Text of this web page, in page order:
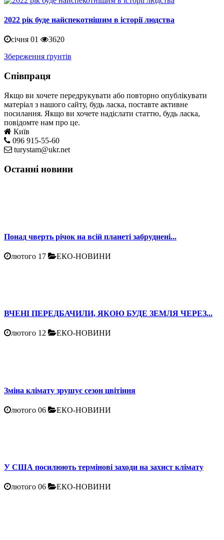
2022 рік буде найспекотнішим в історії людства
січня 01
3620
Збереження ґрунтів
Співпраця
Якщо ви хочете передрукувати або повторно опублікувати
матеріал з нашого сайту, будь ласка, поставте активне
посилання. Якщо ви хочете надіслати статтю, будь ласка,
повідомте нам про це.
Київ
096 915-55-60
turystam@ukr.net
Останні новини
Понад чверть річок на всій планеті забруднені...
лютого 17 ЕКО-НОВИНИ
ВЧЕНІ ПЕРЕДБАЧИЛИ, ЯКОЮ БУДЕ ЗЕМЛЯ ЧЕРЕЗ...
лютого 12 ЕКО-НОВИНИ
Зміна клімату зрушує сезон цвітіння
лютого 06 ЕКО-НОВИНИ
У США посилюють термінові заходи на захист клімату
лютого 06 ЕКО-НОВИНИ